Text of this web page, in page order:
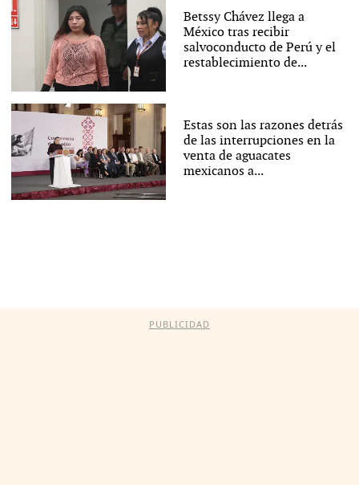
Betssy Chávez llega a
México tras recibir
salvoconducto de Perú y el
restablecimiento de...
Estas son las razones detrás
de las interrupciones en la
venta de aguacates
mexicanos a...
PUBLICIDAD